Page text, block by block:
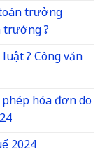
trưởng
?
? Công văn
hóa đơn do
2024